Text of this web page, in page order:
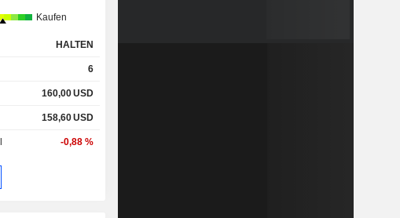
Kaufen
HALTEN
6
160,00USD
158,60USD
-0,88 %